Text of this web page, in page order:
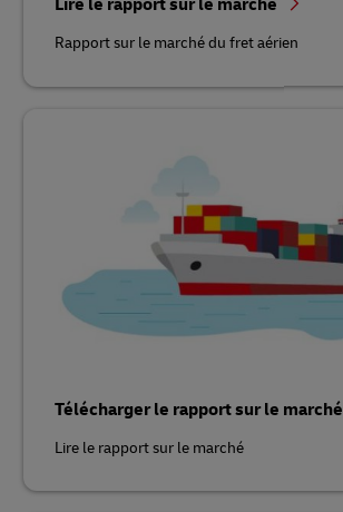
Lire le rapport sur le marché
Rapport sur le marché du fret aérien
Télécharger le rapport sur le marché
Lire le rapport sur le marché